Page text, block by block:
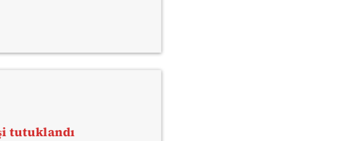
tutuklandı